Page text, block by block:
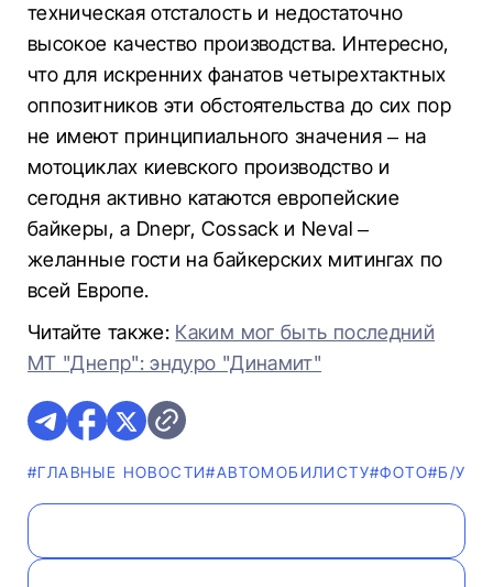
техническая отсталость и недостаточно
высокое качество производства. Интересно,
что для искренних фанатов четырехтактных
оппозитников эти обстоятельства до сих пор
не имеют принципиального значения – на
мотоциклах киевского производство и
сегодня активно катаются европейские
байкеры, а Dnepr, Cossack и Neval –
желанные гости на байкерских митингах по
всей Европе.
Читайте также: Каким мог быть последний
МТ "Днепр": эндуро "Динамит"
#ГЛАВНЫЕ НОВОСТИ#АВТОМОБИЛИСТУ#ФОТО#Б/У